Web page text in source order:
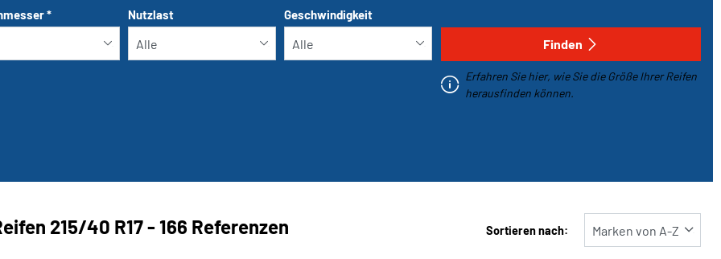
* Nutzlast Geschwindigkeit
Finden
Erfahren Sie hier, wie Sie die Größe Ihrer Reifen
herausfinden können.
‎215/40 R17 - 166 Referenzen Sortieren nach: